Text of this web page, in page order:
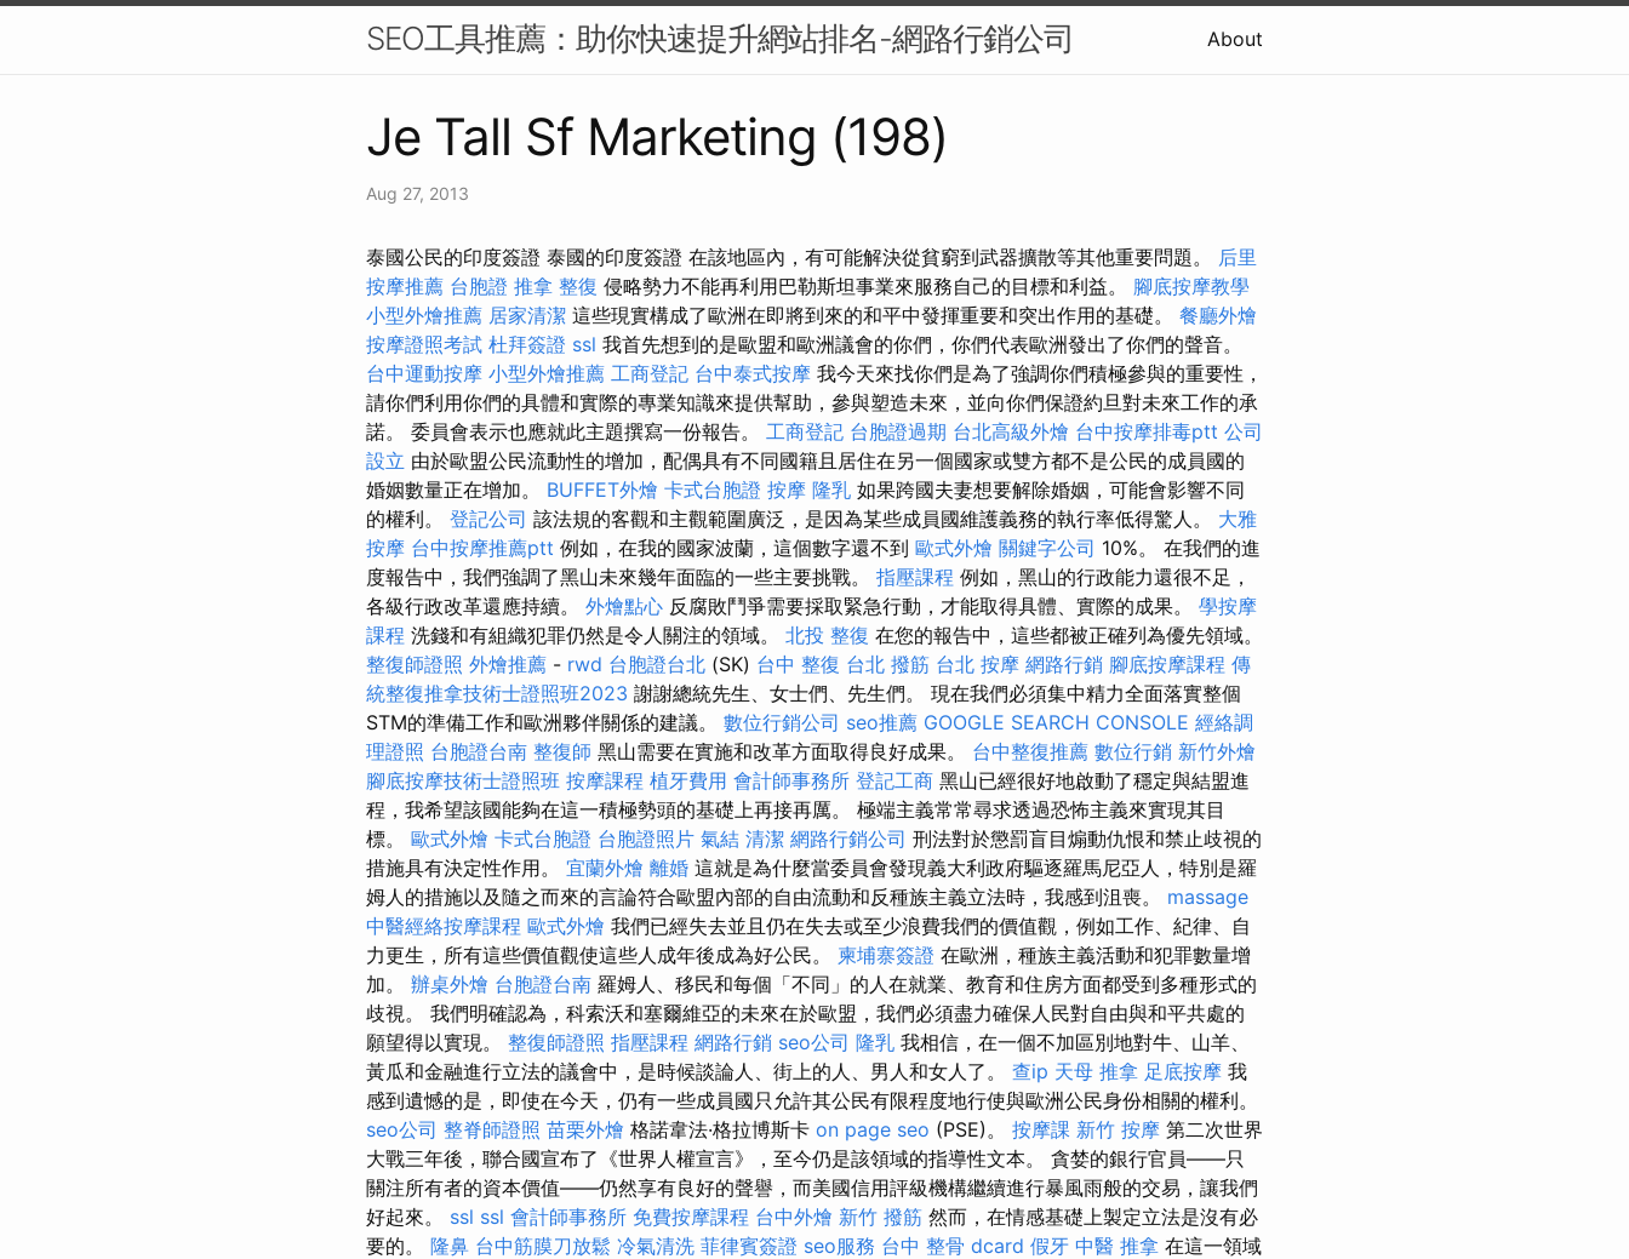
SEO工具推薦：助你快速提升網站排名-網路行銷公司 About
Je Tall Sf Marketing (198)
Aug 27, 2013
泰國公民的印度簽證 泰國的印度簽證 在該地區內，有可能解決從貧窮到武器擴散等其他重要問題。 后里
按摩推薦 台胞證 推拿 整復 侵略勢力不能再利用巴勒斯坦事業來服務自己的目標和利益。 腳底按摩教學
小型外燴推薦 居家清潔 這些現實構成了歐洲在即將到來的和平中發揮重要和突出作用的基礎。 餐廳外燴
按摩證照考試 杜拜簽證 ssl 我首先想到的是歐盟和歐洲議會的你們，你們代表歐洲發出了你們的聲音。
台中運動按摩 小型外燴推薦 工商登記 台中泰式按摩 我今天來找你們是為了強調你們積極參與的重要性，
請你們利用你們的具體和實際的專業知識來提供幫助，參與塑造未來，並向你們保證約旦對未來工作的承
諾。 委員會表示也應就此主題撰寫一份報告。 工商登記 台胞證過期 台北高級外燴 台中按摩排毒ptt 公司
設立 由於歐盟公民流動性的增加，配偶具有不同國籍且居住在另一個國家或雙方都不是公民的成員國的
婚姻數量正在增加。 BUFFET外燴 卡式台胞證 按摩 隆乳 如果跨國夫妻想要解除婚姻，可能會影響不同
的權利。 登記公司 該法規的客觀和主觀範圍廣泛，是因為某些成員國維護義務的執行率低得驚人。 大雅
按摩 台中按摩推薦ptt 例如，在我的國家波蘭，這個數字還不到 歐式外燴 關鍵字公司 10%。 在我們的進
度報告中，我們強調了黑山未來幾年面臨的一些主要挑戰。 指壓課程 例如，黑山的行政能力還很不足，
各級行政改革還應持續。 外燴點心 反腐敗鬥爭需要採取緊急行動，才能取得具體、實際的成果。 學按摩
課程 洗錢和有組織犯罪仍然是令人關注的領域。 北投 整復 在您的報告中，這些都被正確列為優先領域。
整復師證照 外燴推薦 - rwd 台胞證台北 (SK) 台中 整復 台北 撥筋 台北 按摩 網路行銷 腳底按摩課程 傳
統整復推拿技術士證照班2023 謝謝總統先生、女士們、先生們。 現在我們必須集中精力全面落實整個
STM的準備工作和歐洲夥伴關係的建議。 數位行銷公司 seo推薦 GOOGLE SEARCH CONSOLE 經絡調
理證照 台胞證台南 整復師 黑山需要在實施和改革方面取得良好成果。 台中整復推薦 數位行銷 新竹外燴
腳底按摩技術士證照班 按摩課程 植牙費用 會計師事務所 登記工商 黑山已經很好地啟動了穩定與結盟進
程，我希望該國能夠在這一積極勢頭的基礎上再接再厲。 極端主義常常尋求透過恐怖主義來實現其目
標。 歐式外燴 卡式台胞證 台胞證照片 氣結 清潔 網路行銷公司 刑法對於懲罰盲目煽動仇恨和禁止歧視的
措施具有決定性作用。 宜蘭外燴 離婚 這就是為什麼當委員會發現義大利政府驅逐羅馬尼亞人，特別是羅
姆人的措施以及隨之而來的言論符合歐盟內部的自由流動和反種族主義立法時，我感到沮喪。 massage
中醫經絡按摩課程 歐式外燴 我們已經失去並且仍在失去或至少浪費我們的價值觀，例如工作、紀律、自
力更生，所有這些價值觀使這些人成年後成為好公民。 柬埔寨簽證 在歐洲，種族主義活動和犯罪數量增
加。 辦桌外燴 台胞證台南 羅姆人、移民和每個「不同」的人在就業、教育和住房方面都受到多種形式的
歧視。 我們明確認為，科索沃和塞爾維亞的未來在於歐盟，我們必須盡力確保人民對自由與和平共處的
願望得以實現。 整復師證照 指壓課程 網路行銷 seo公司 隆乳 我相信，在一個不加區別地對牛、山羊、
黃瓜和金融進行立法的議會中，是時候談論人、街上的人、男人和女人了。 查ip 天母 推拿 足底按摩 我
感到遺憾的是，即使在今天，仍有一些成員國只允許其公民有限程度地行使與歐洲公民身份相關的權利。
seo公司 整脊師證照 苗栗外燴 格諾韋法·格拉博斯卡 on page seo (PSE)。 按摩課 新竹 按摩 第二次世界
大戰三年後，聯合國宣布了《世界人權宣言》，至今仍是該領域的指導性文本。 貪婪的銀行官員——只
關注所有者的資本價值——仍然享有良好的聲譽，而美國信用評級機構繼續進行暴風雨般的交易，讓我們
好起來。 ssl ssl 會計師事務所 免費按摩課程 台中外燴 新竹 撥筋 然而，在情感基礎上製定立法是沒有必
要的。 隆鼻 台中筋膜刀放鬆 冷氣清洗 菲律賓簽證 seo服務 台中 整骨 dcard 假牙 中醫 推拿 在這一領域